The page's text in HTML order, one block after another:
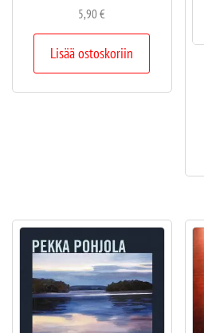
5,90€
Lisää ostoskoriin